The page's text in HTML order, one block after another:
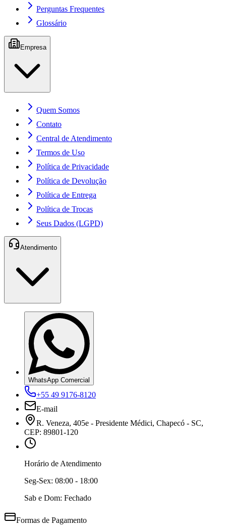
Perguntas Frequentes
Glossário
Empresa
Quem Somos
Contato
Central de Atendimento
Termos de Uso
Política de Privacidade
Política de Devolução
Política de Entrega
Política de Trocas
Seus Dados (LGPD)
Atendimento
WhatsApp Comercial
+55 49 9176-8120
E-mail
R. Veneza, 405e - Presidente Médici, Chapecó - SC,
CEP: 89801-120
Horário de Atendimento
Seg-Sex: 08:00 - 18:00
Sab e Dom: Fechado
Formas de Pagamento